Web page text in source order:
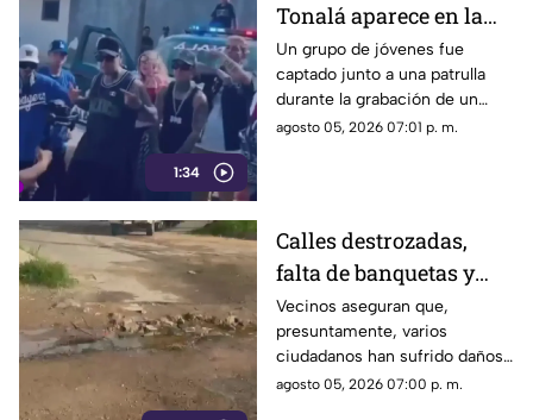
1:34
Tonalá aparece en la
grabación de un video
musical
Un grupo de jóvenes fue
captado junto a una patrulla
durante la grabación de un
video musical, situación que
agosto 05, 2026 07:01 p. m.
Calles destrozadas,
falta de banquetas y
fuga de agua afectan a
vecinos de
Prolongación
Meridiano
Vecinos aseguran que,
presuntamente, varios
ciudadanos han sufrido daños
en sus vehículos e incluso
agosto 05, 2026 07:00 p. m.